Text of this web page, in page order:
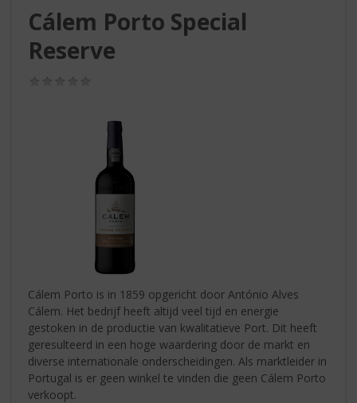
Cálem Porto Special
Reserve
Cálem Porto is in 1859 opgericht door António Alves
Cálem. Het bedrijf heeft altijd veel tijd en energie
gestoken in de productie van kwalitatieve Port. Dit heeft
geresulteerd in een hoge waardering door de markt en
diverse internationale onderscheidingen. Als marktleider in
Portugal is er geen winkel te vinden die geen Cálem Porto
verkoopt.